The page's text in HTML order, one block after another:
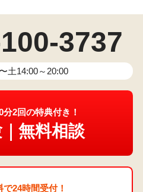
3737
土14:00～20:00
2回の特典付き！
無料相談
24時間受付！